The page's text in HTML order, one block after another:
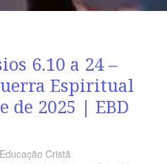
6.10 a 24 –
Espiritual
de 2025 | EBD
Cristã